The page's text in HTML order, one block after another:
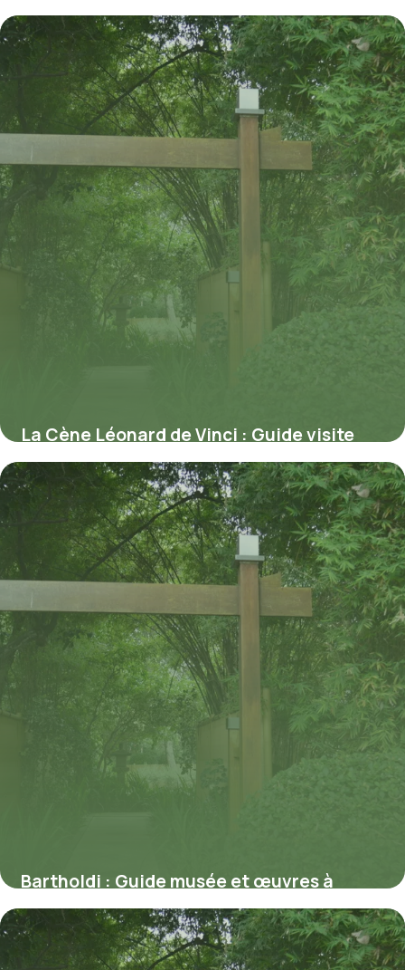
attractions 2026
10 juillet 2026
La Cène Léonard de Vinci : Guide visite
Milan complet
9 juillet 2026
Bartholdi : Guide musée et œuvres à
Colmar 2026
8 juillet 2026